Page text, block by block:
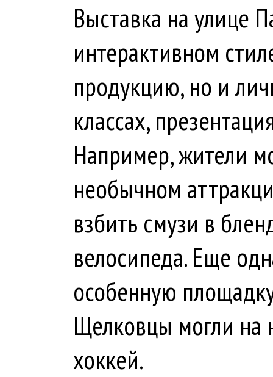
Выставка на улице
интерактивном
продукцию, но и
классах,
Например, жители
необычном
взбить смузи в
велосипеда. Еще
особенную
Щелковцы могли на
хоккей.